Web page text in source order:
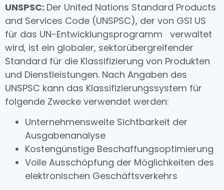
UNSPSC: Der United Nations Standard Products
and Services Code (UNSPSC), der von GS1 US
für das UN-Entwicklungsprogramm verwaltet
wird, ist ein globaler, sektorübergreifender
Standard für die Klassifizierung von Produkten
und Dienstleistungen. Nach Angaben des
UNSPSC kann das Klassifizierungssystem für
folgende Zwecke verwendet werden:
Unternehmensweite Sichtbarkeit der
Ausgabenanalyse
Kostengünstige Beschaffungsoptimierung
Volle Ausschöpfung der Möglichkeiten des
elektronischen Geschäftsverkehrs